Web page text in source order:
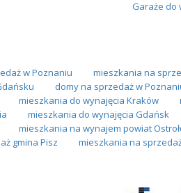
Garaże do
w Poznaniu mieszkania na
domy na sprzedaż w
mieszkania do wynajęcia Kraków
mieszkania do wynajęcia Gdańsk
mieszkania na wynajem powiat
gmina Pisz
mieszkania na